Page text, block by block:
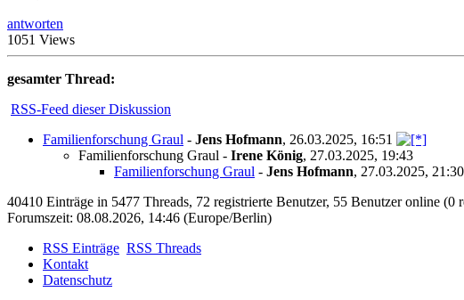
antworten
1051 Views
gesamter Thread:
RSS-Feed dieser Diskussion
Familienforschung Graul - Jens Hofmann, 26.03.2025, 16:51
Familienforschung Graul - Irene König, 27.03.2025, 19:43
Familienforschung Graul - Jens Hofmann, 27.03.2025, 21:30
40410 Einträge in 5477 Threads, 72 registrierte Benutzer, 55 Benutzer online (0
Forumszeit: 08.08.2026, 14:46 (Europe/Berlin)
RSS Einträge RSS Threads
Kontakt
Datenschutz